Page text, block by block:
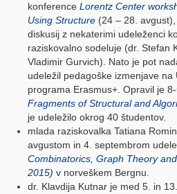
konference Lorentz Center
Using Structure (24 – 28.
diskusij z nekaterimi udeleženci
raziskovalno sodeluje (dr. Stefan
Vladimir Gurvich). Nato je pot
udeležil pedagoške izmenjave na
programa Erasmus+. Opravil je
Fragments of Structural and
je udeležilo okrog 40 študentov.
mlada raziskovalka Tatiana
avgustom in 4. septembrom
Combinatorics, Graph Theory
2015) v norveškem Bergnu.
dr. Klavdija Kutnar je med 5. in